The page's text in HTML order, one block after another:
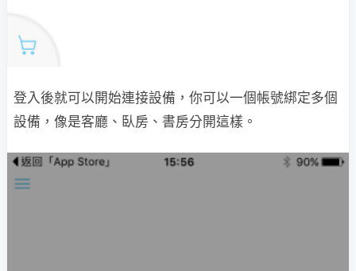
登入後就可以開始連接設備，你可以一個帳號綁定多個
設備，像是客廳、臥房、書房分開這樣。